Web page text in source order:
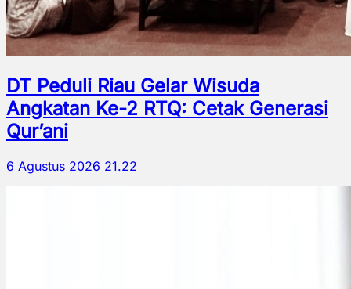
DT Peduli Riau Gelar Wisuda
Angkatan Ke-2 RTQ: Cetak Generasi
Qur’ani
6 Agustus 2026 21.22